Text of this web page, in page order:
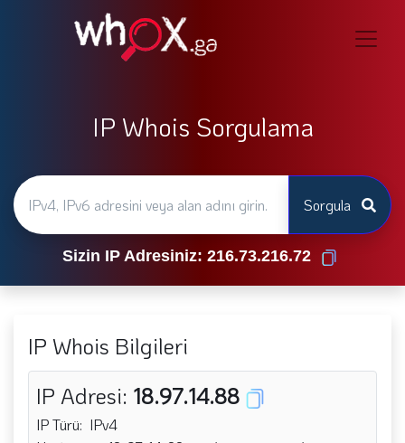
IP Whois Sorgulama
Sorgula
Sizin IP Adresiniz: 216.73.216.72
IP Whois Bilgileri
IP Adresi: 18.97.14.88
IP Türü: IPv4